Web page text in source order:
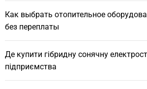
Как выбрать отопительное
без переплаты
Де купити гібридну сонячну
підприємства